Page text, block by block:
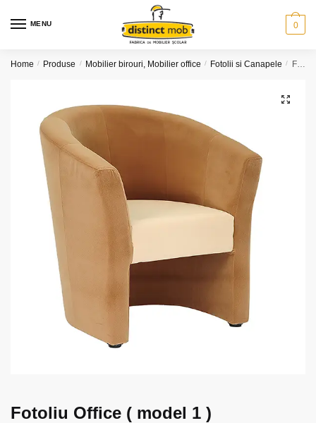
MENU 0
Home / Produse / Mobilier birouri, Mobilier office / Fotolii si Canapele / Fotoliu Office ( model 1 )
🔍
Fotoliu Office ( model 1 )